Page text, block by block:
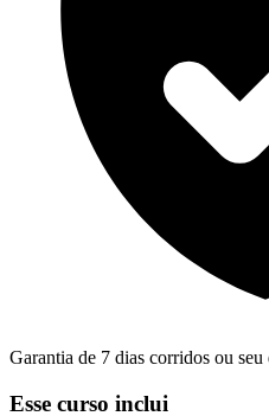
Garantia de 7 dias corridos ou
Esse curso inclui